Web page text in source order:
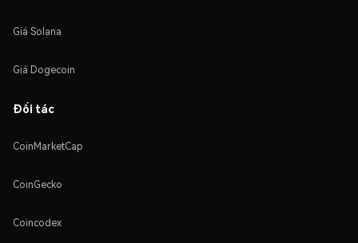
Giá Solana
Giá Dogecoin
Đối tác
CoinMarketCap
CoinGecko
Coincodex